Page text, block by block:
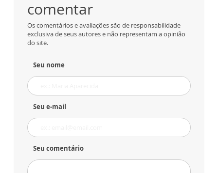
comentar
Os comentários e avaliações são de responsabilidade
exclusiva de seus autores e não representam a opinião
do site.
Seu nome
Seu e-mail
Seu comentário